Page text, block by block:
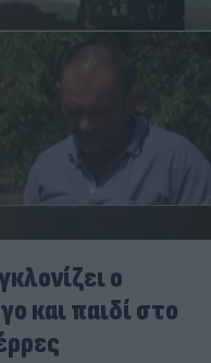
ο
και παιδί στο